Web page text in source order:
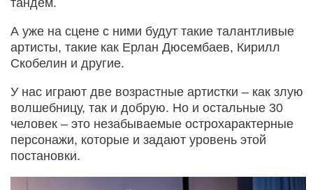
тандем.
А уже на сцене с ними будут такие талантливые
артисты, такие как Ерлан Дюсембаев, Кирилл
Скобелин и другие.
У нас играют две возрастные артистки – как злую
волшебницу, так и добрую. Но и остальные 30
человек – это незабываемые острохарактерные
персонажи, которые и задают уровень этой
постановки.